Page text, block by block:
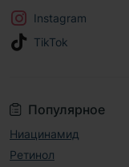
Популярное
Ниацинамид
Ретинол
Instagram
TikTok